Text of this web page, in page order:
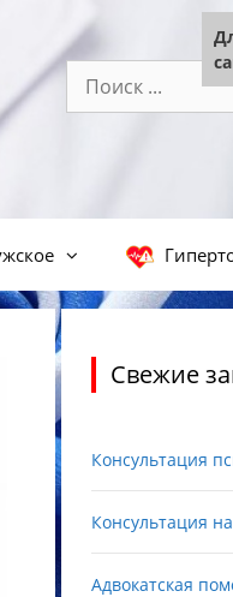
Поиск:
Свежие
Консультация
Консультация
Адвокатская